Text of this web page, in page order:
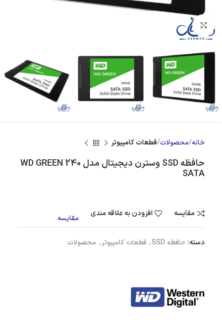
بزرگنمایی تصویر
خانه محصولات قطعات کامپیوتر
حافظه SSD وسترن دیجیتال مدل WD GREEN 240
SATA
مقایسه افزودن به علاقه مندی مقایسه
دسته: حافظه SSD , قطعات کامپیوتر , محصولات